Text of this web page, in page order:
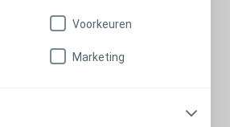
Voorkeuren
Marketing
bewaartermijn worden
of geanonimiseerd.
persoonsgegevens
worden verwerkt op servers
Ruimte (EER). In dat geval zorgen
worden getroffen.